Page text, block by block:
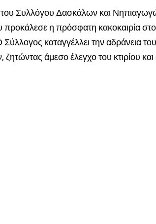
Συλλόγου Δασκάλων και
η πρόσφατη κακοκαιρία
καταγγέλλει την αδράνεια
άμεσο έλεγχο του κτιρίου